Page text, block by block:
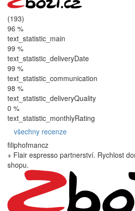
(193)
96 %
text_statistic_main
99 %
text_statistic_deliveryDate
99 %
text_statistic_communication
98 %
text_statistic_deliveryQuality
0 %
text_statistic_monthlyRating
všechny recenze
filiphofmancz
+ Flair espresso partnerství. Rychlost
shopu.